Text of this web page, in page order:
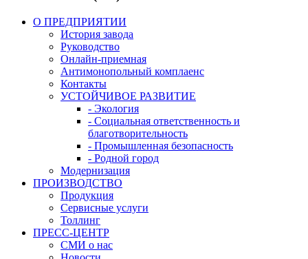
О ПРЕДПРИЯТИИ
История завода
Руководство
Онлайн-приемная
Антимонопольный комплаенс
Контакты
УСТОЙЧИВОЕ РАЗВИТИЕ
- Экология
- Социальная ответственность и
благотворительность
- Промышленная безопасность
- Родной город
Модернизация
ПРОИЗВОДСТВО
Продукция
Сервисные услуги
Толлинг
ПРЕСС-ЦЕНТР
СМИ о нас